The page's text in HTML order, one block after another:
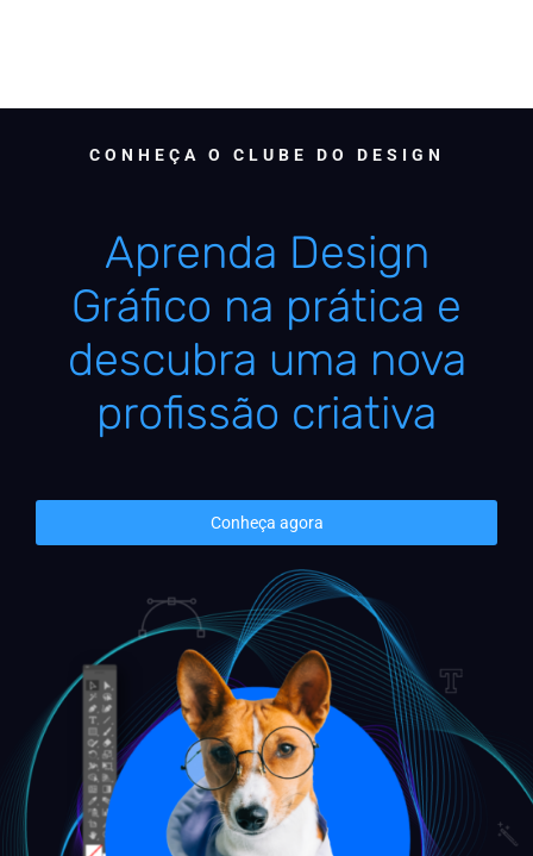
CONHEÇA O CLUBE DO DESIGN
Aprenda Design
Gráfico na prática e
descubra uma nova
profissão criativa
Conheça agora